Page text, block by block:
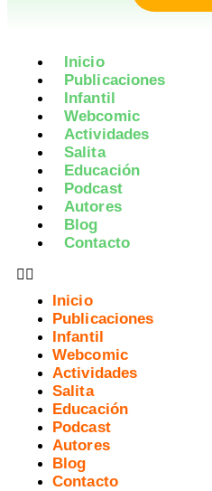
Inicio
Publicaciones
Infantil
Webcomic
Actividades
Salita
Educación
Podcast
Autores
Blog
Contacto
Inicio
Publicaciones
Infantil
Webcomic
Actividades
Salita
Educación
Podcast
Autores
Blog
Contacto